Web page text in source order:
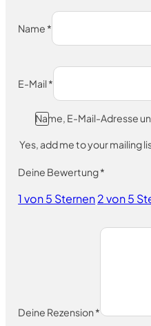
Name *
E-Mail*
Name, E-Mail-Adresse
Yes, add me to your mailing
Deine Bewertung*
1 von 5 Sternen2 von 5
Deine Rezension*